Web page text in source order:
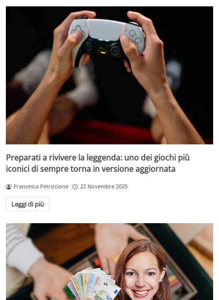
Preparati a rivivere la leggenda: uno dei giochi più
iconici di sempre torna in versione aggiornata
Francesca Petriccione 22 Novembre 2025
Leggi di più